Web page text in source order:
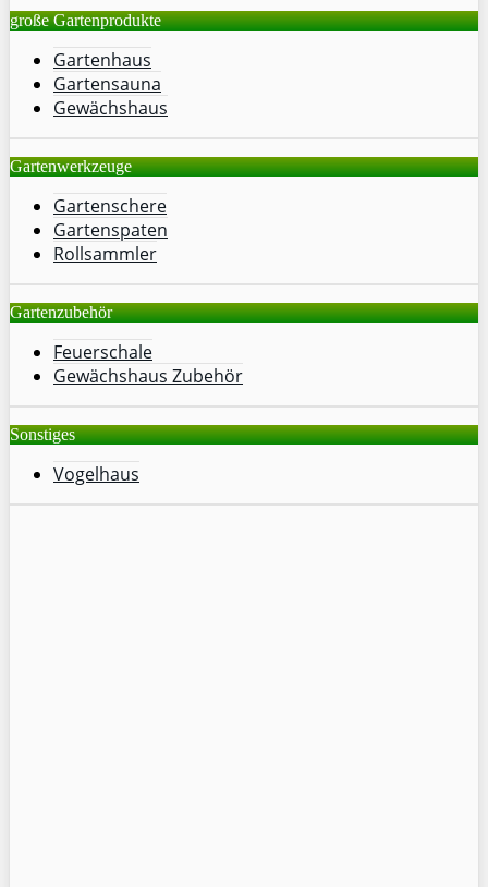
große Gartenprodukte
Gartenhaus
Gartensauna
Gewächshaus
Gartenwerkzeuge
Gartenschere
Gartenspaten
Rollsammler
Gartenzubehör
Feuerschale
Gewächshaus Zubehör
Sonstiges
Vogelhaus